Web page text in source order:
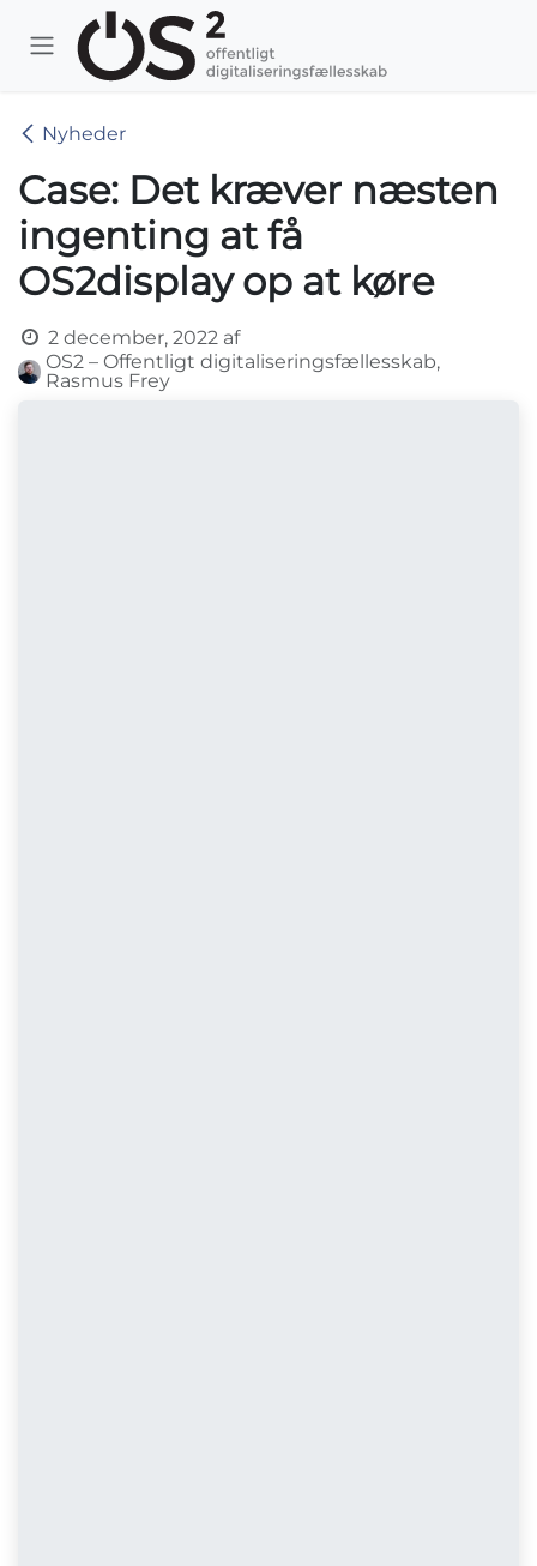
Skip to Content
Nyheder
Case: Det kræver næsten
ingenting at få
OS2display op at køre
2 december, 2022 af
OS2 – Offentligt digitaliseringsfællesskab,
Rasmus Frey